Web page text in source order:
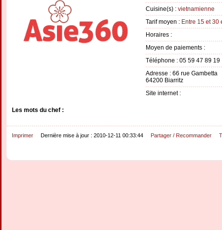
Cuisine(s) : vietnamienne
Tarif moyen : Entre 15 et 30
Horaires :
Moyen de paiements :
Téléphone : 05 59 47 89 19
Adresse : 66 rue Gambetta
64200 Biarritz
Site internet :
Les mots du chef :
Imprimer Dernière mise à jour : 2010-12-11 00:33:44 Partager / Recommander